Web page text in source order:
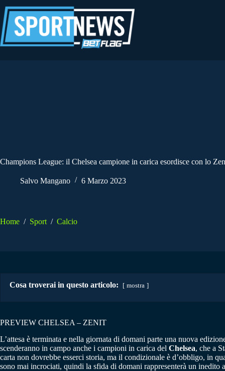
al
contenuto
Champions League: il Chelsea campione in carica esordisce con lo
Salvo Mangano 6 Marzo 2023
Home / Sport / Calcio
Cosa troverai in questo articolo: mostra
PREVIEW CHELSEA – ZENIT
L’attesa è terminata e nella giornata di domani parte una nuova
scenderanno in campo anche i campioni in carica del Chelsea, che a
carta non dovrebbe esserci storia, ma il condizionale è d’obbligo, in
sono mai incrociati, quindi la sfida di domani rappresenterà un inedito